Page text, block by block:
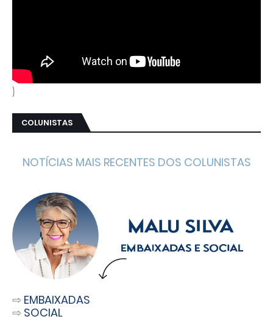
}
COLUNISTAS
NOTÍCIAS MAIS RECENTES DOS COLUNISTAS
⇨ EMBAIXADAS
⇨ SOCIAL